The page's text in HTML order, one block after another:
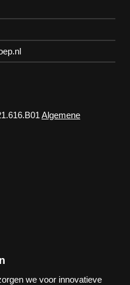
Algemene
we voor innovatieve